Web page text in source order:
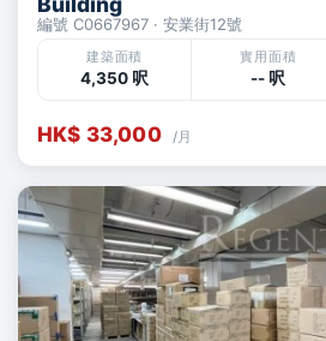
編號 C0667967 · 安業街12號
建築面積
4,350 呎
實用面積
-- 呎
HK$ 33,000 /月